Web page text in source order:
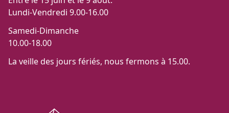
Lundi-Vendredi 9.00-16.00
Samedi-Dimanche
10.00-18.00
La veille des jours fériés, nous fermons à 15.00.